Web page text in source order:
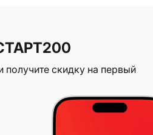
получите скидку на первый